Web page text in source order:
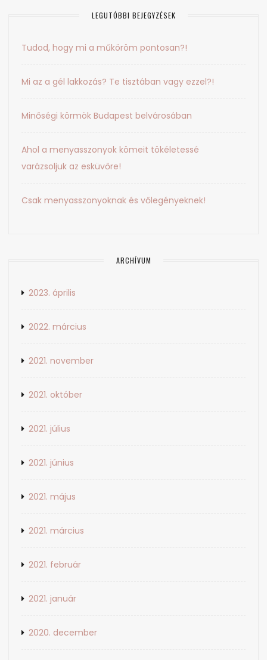
LEGUTÓBBI BEJEGYZÉSEK
Tudod, hogy mi a műköröm pontosan?!
Mi az a gél lakkozás? Te tisztában vagy ezzel?!
Minőségi körmök Budapest belvárosában
Ahol a menyasszonyok kömeit tökéletessé
varázsoljuk az esküvőre!
Csak menyasszonyoknak és vőlegényeknek!
ARCHÍVUM
2023. április
2022. március
2021. november
2021. október
2021. július
2021. június
2021. május
2021. március
2021. február
2021. január
2020. december